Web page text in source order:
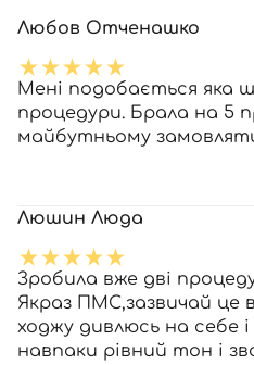
Любов Отченашко
Мені подобається яка
процедури. Брала на 5
майбутньому
Люшин Люда
Зробила вже дві
Якраз ПМС,зазвичай це
ходжу дивлюсь на себе
навпаки рівний тон і